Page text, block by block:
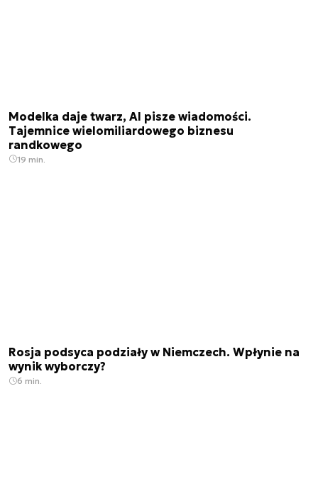
Modelka daje twarz, AI pisze wiadomości.
Tajemnice wielomiliardowego biznesu
randkowego
19 min.
Rosja podsyca podziały w Niemczech. Wpłynie na
wynik wyborczy?
6 min.